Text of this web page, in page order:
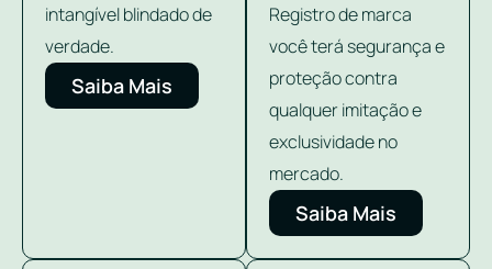
intangível blindado de
verdade.
Saiba Mais
Registro de marca
você terá segurança e
proteção contra
qualquer imitação e
exclusividade no
mercado.
Saiba Mais